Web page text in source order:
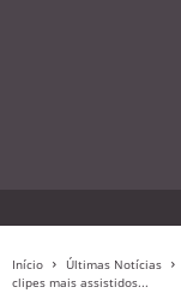
Início Últimas Notícias
clipes mais assistidos...